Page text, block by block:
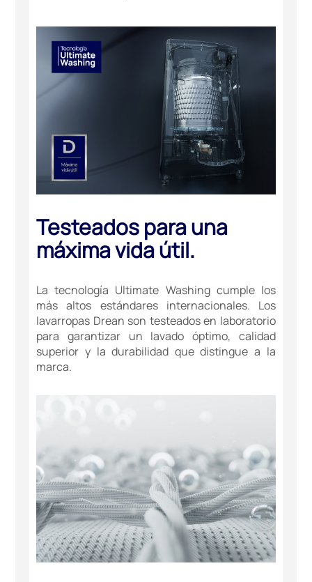
Testeados para una
máxima vida útil.
La tecnología Ultimate Washing cumple los
más altos estándares internacionales. Los
lavarropas Drean son testeados en laboratorio
para garantizar un lavado óptimo, calidad
superior y la durabilidad que distingue a la
marca.